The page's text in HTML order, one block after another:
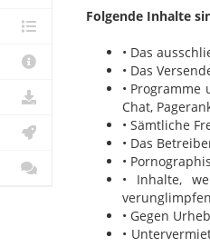
Folgende Inhalte
• Das
• Das
•
Chat,
• Sämtliche
• Das
•
• Inhalte,
verunglimpfen
• Gegen
•